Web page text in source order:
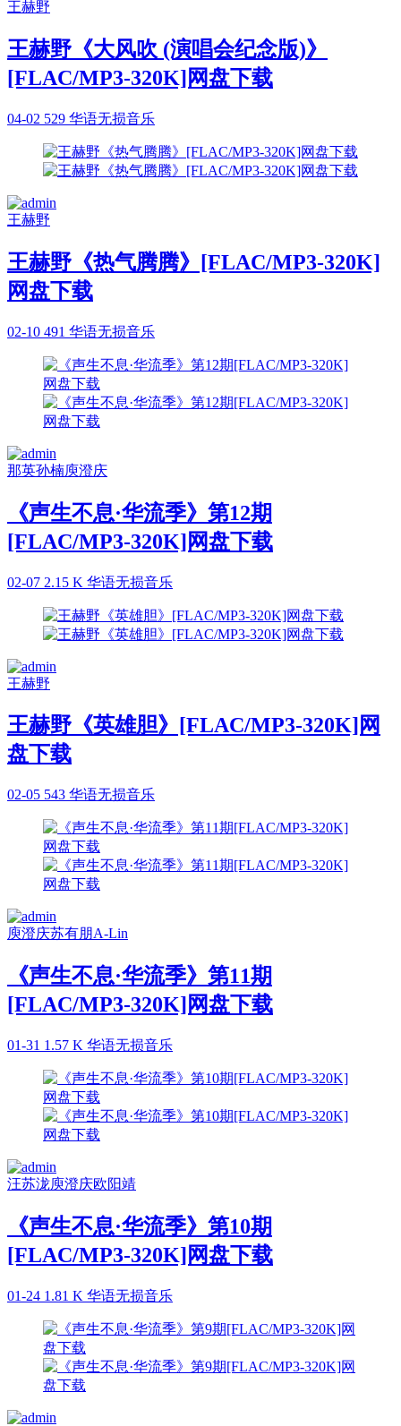
王赫野
王赫野《大风吹 (演唱会纪念版)》
[FLAC/MP3-320K]网盘下载
04-02 529 华语无损音乐
王赫野
王赫野《热气腾腾》[FLAC/MP3-320K]
网盘下载
02-10 491 华语无损音乐
那英孙楠庾澄庆
《声生不息·华流季》第12期
[FLAC/MP3-320K]网盘下载
02-07 2.15 K 华语无损音乐
王赫野
王赫野《英雄胆》[FLAC/MP3-320K]网
盘下载
02-05 543 华语无损音乐
庾澄庆苏有朋A-Lin
《声生不息·华流季》第11期
[FLAC/MP3-320K]网盘下载
01-31 1.57 K 华语无损音乐
汪苏泷庾澄庆欧阳靖
《声生不息·华流季》第10期
[FLAC/MP3-320K]网盘下载
01-24 1.81 K 华语无损音乐